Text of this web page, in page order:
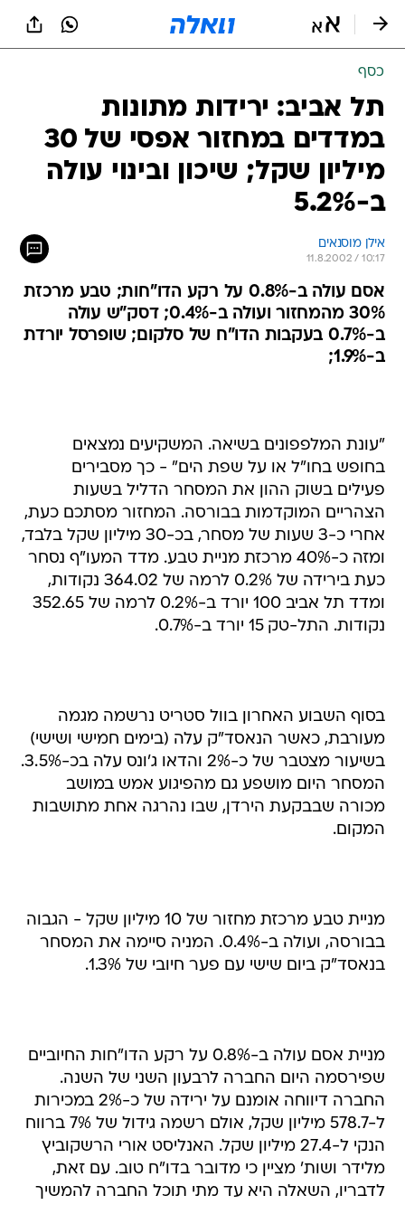
כסף
תל אביב: ירידות מתונות
במדדים במחזור אפסי של 30
מיליון שקל; שיכון ובינוי עולה
ב-5.2%
אילן מוסנאים
11.8.2002 / 10:17
אסם עולה ב-0.8% על רקע הדו"חות; טבע מרכזת
30% מהמחזור ועולה ב-0.4%; דסק"ש עולה
ב-0.7% בעקבות הדו"ח של סלקום; שופרסל יורדת
ב-1.9%;
"עונת המלפפונים בשיאה. המשקיעים נמצאים
בחופש בחו"ל או על שפת הים" - כך מסבירים
פעילים בשוק ההון את המסחר הדליל בשעות
הצהריים המוקדמות בבורסה. המחזור מסתכם כעת,
אחרי כ-3 שעות של מסחר, בכ-30 מיליון שקל בלבד,
ומזה כ-40% מרכזת מניית טבע. מדד המעו"ף נסחר
כעת בירידה של 0.2% לרמה של 364.02 נקודות,
ומדד תל אביב 100 יורד ב-0.2% לרמה של 352.65
נקודות. התל-טק 15 יורד ב-0.7%.
בסוף השבוע האחרון בוול סטריט נרשמה מגמה
מעורבת, כאשר הנאסד"ק עלה (בימים חמישי ושישי)
בשיעור מצטבר של כ-2% והדאו ג'ונס עלה בכ-3.5%.
המסחר היום מושפע גם מהפיגוע אמש במושב
מכורה שבבקעת הירדן, שבו נהרגה אחת מתושבות
המקום.
מניית טבע מרכזת מחזור של 10 מיליון שקל - הגבוה
בבורסה, ועולה ב-0.4%. המניה סיימה את המסחר
בנאסד"ק ביום שישי עם פער חיובי של 1.3%.
מניית אסם עולה ב-0.8% על רקע הדו"חות החיוביים
שפירסמה היום החברה לרבעון השני של השנה.
החברה דיווחה אומנם על ירידה של כ-2% במכירות
ל-578.7 מיליון שקל, אולם רשמה גידול של 7% ברווח
הנקי ל-27.4 מיליון שקל. האנליסט אורי הרשקוביץ
מלידר ושות' מציין כי מדובר בדו"ח טוב. עם זאת,
לדבריו, השאלה היא עד מתי תוכל החברה להמשיך